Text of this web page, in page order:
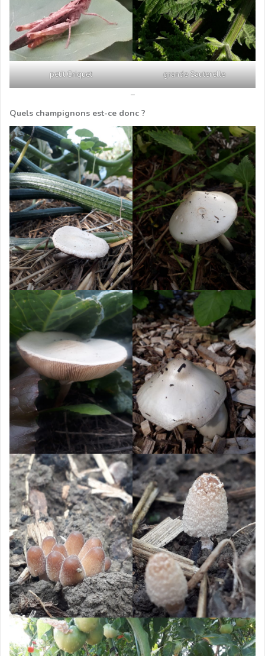
petit Criquet grande Sauterelle
–
Quels champignons est-ce donc ?